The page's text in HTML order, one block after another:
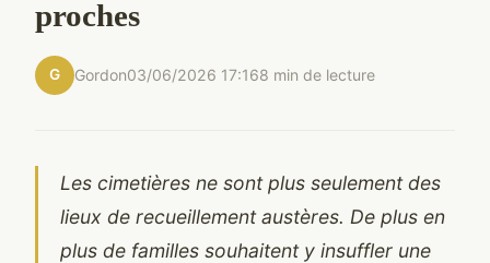
proches
G Gordon03/06/2026 17:168 min de lecture
Les cimetières ne sont plus seulement des
lieux de recueillement austères. De plus en
plus de familles souhaitent y insuffler une